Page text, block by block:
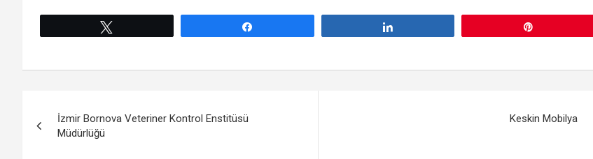
gezinmesi
İzmir Bornova Veteriner Kontrol Enstitüsü
Müdürlüğü
Keskin Mobilya